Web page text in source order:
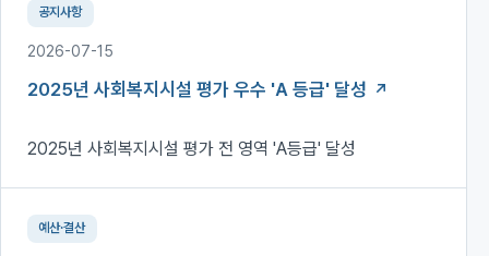
공지사항
2026-07-15
2025년 사회복지시설 평가 우수 'A 등급' 달성
2025년 사회복지시설 평가 전 영역 'A등급' 달성
예산·결산